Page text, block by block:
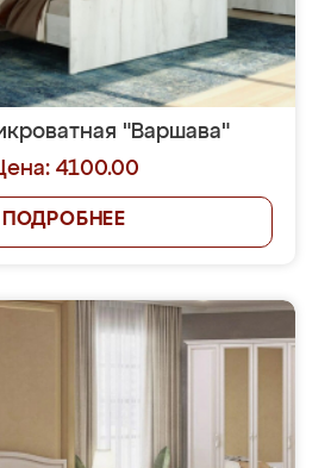
"Варшава"
4100.00
ПОДРОБНЕЕ